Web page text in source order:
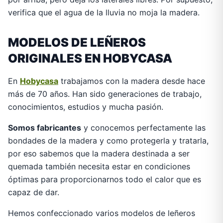
verifica que el agua de la lluvia no moja la madera.
MODELOS DE LEÑEROS
ORIGINALES EN HOBYCASA
En Hobycasa trabajamos con la madera desde hace
más de 70 años. Han sido generaciones de trabajo,
conocimientos, estudios y mucha pasión.
Somos fabricantes y conocemos perfectamente las
bondades de la madera y como protegerla y tratarla,
por eso sabemos que la madera destinada a ser
quemada también necesita estar en condiciones
óptimas para proporcionarnos todo el calor que es
capaz de dar.
Hemos confeccionado varios modelos de leñeros